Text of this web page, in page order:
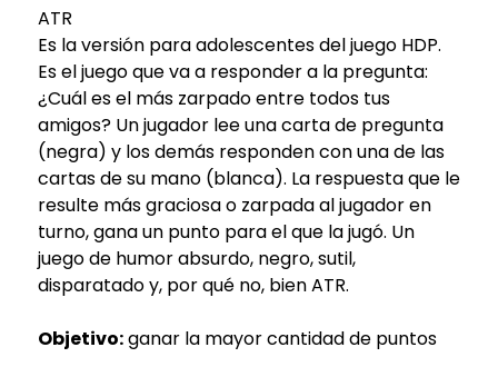
ATR
Es la versión para adolescentes del juego HDP.
Es el juego que va a responder a la pregunta:
¿Cuál es el más zarpado entre todos tus
amigos? Un jugador lee una carta de pregunta
(negra) y los demás responden con una de las
cartas de su mano (blanca). La respuesta que le
resulte más graciosa o zarpada al jugador en
turno, gana un punto para el que la jugó. Un
juego de humor absurdo, negro, sutil,
disparatado y, por qué no, bien ATR.
Objetivo:ganar la mayor cantidad de puntos